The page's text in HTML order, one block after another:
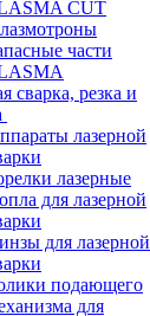
CUT
части
сварка, резка и
лазерной
лазерные
для лазерной
для лазерной
подающего
для